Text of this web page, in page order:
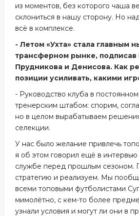
из моментов, без которого чаша
склониться в нашу сторону. Но
всё в комплексе.
- Летом «Ухта» стала главным
трансферном рынке, подписав
Прудникова и Денисова. Как
позиции усиливать, какими
- Руководство клуба в
тренерским штабом: спорим,
но в целом вырабатываем
селекции.
У нас было желание привлечь
я об этом говорил ещё в
службе перед прошлым сезоном.
стратегию и реализуем. Мы
всеми топовыми футболистами
мимолётно, с кем-то более
узнали условия и могут ли они в